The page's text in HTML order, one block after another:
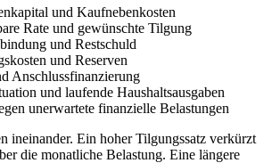
und Kaufnebenkosten
Rate und gewünschte Tilgung
und Restschuld
und Reserven
Anschlussfinanzierung
und laufende Haushaltsausgaben
unerwartete finanzielle Belastungen
ineinander. Ein hoher Tilgungssatz verkürzt
die monatliche Belastung. Eine längere